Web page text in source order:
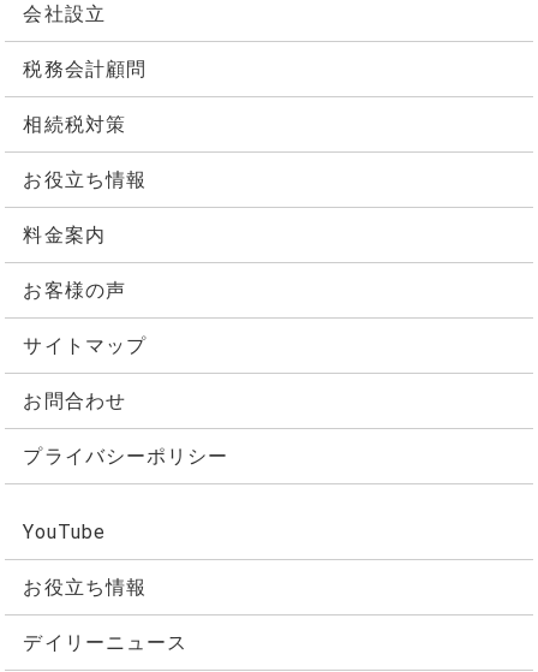
会社設立
税務会計顧問
相続税対策
お役立ち情報
料金案内
お客様の声
サイトマップ
お問合わせ
プライバシーポリシー
YouTube
お役立ち情報
デイリーニュース